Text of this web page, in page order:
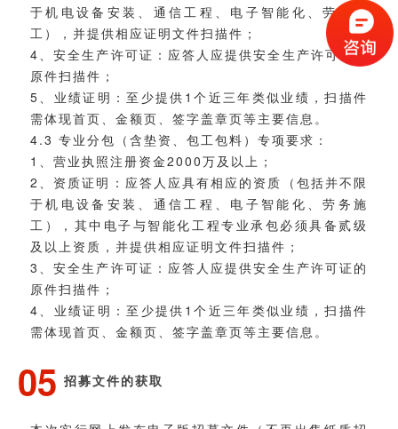
于机电设备安装、通信工程、电子智能化、劳务施
工），并提供相应证明文件扫描件；
4、安全生产许可证：应答人应提供安全生产许可证的
原件扫描件；
5、业绩证明：至少提供1个近三年类似业绩，扫描件
需体现首页、金额页、签字盖章页等主要信息。
4.3 专业分包（含垫资、包工包料）专项要求：
1、营业执照注册资金2000万及以上；
2、资质证明：应答人应具有相应的资质（包括并不限
于机电设备安装、通信工程、电子智能化、劳务施
工），其中电子与智能化工程专业承包必须具备贰级
及以上资质，并提供相应证明文件扫描件；
3、安全生产许可证：应答人应提供安全生产许可证的
原件扫描件；
4、业绩证明：至少提供1个近三年类似业绩，扫描件
需体现首页、金额页、签字盖章页等主要信息。
05 招募文件的获取